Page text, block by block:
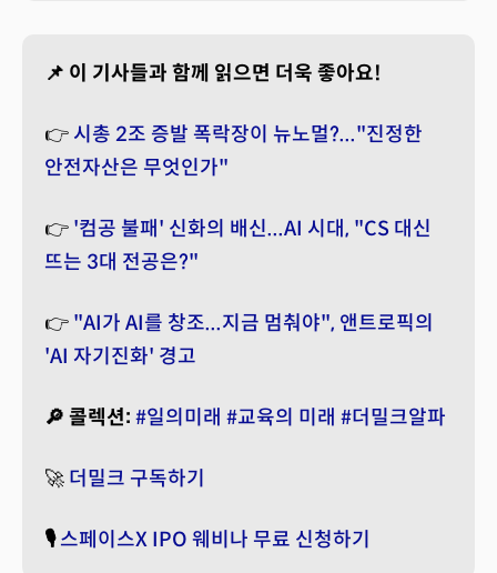
📌 이 기사들과 함께 읽으면 더욱 좋아요!
👉 시총 2조 증발 폭락장이 뉴노멀?..."진정한
안전자산은 무엇인가"
👉 '컴공 불패' 신화의 배신...AI 시대, "CS 대신
뜨는 3대 전공은?"
👉 "AI가 AI를 창조...지금 멈춰야", 앤트로픽의
'AI 자기진화' 경고
🔎 콜렉션: #일의미래 #교육의 미래 #더밀크알파
🚀 더밀크 구독하기
🎙️스페이스X IPO 웨비나 무료 신청하기